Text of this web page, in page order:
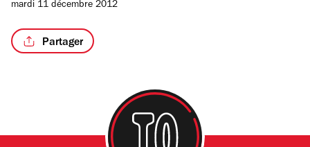
mardi 11 décembre 2012
Partager